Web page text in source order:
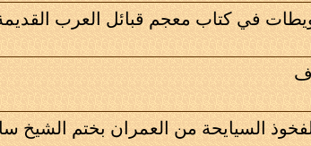
في كتاب معجم قبائل العرب
السيايحة من العمران بختم الشيخ